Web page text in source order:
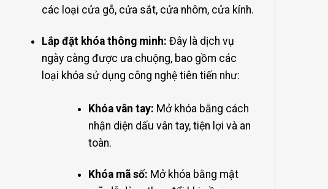
các loại cửa gỗ, cửa sắt, cửa nhôm, cửa kính.
Lắp đặt khóa thông minh: Đây là dịch vụ
ngày càng được ưa chuộng, bao gồm các
loại khóa sử dụng công nghệ tiên tiến như:
Khóa vân tay: Mở khóa bằng cách
nhận diện dấu vân tay, tiện lợi và an
toàn.
Khóa mã số: Mở khóa bằng mật